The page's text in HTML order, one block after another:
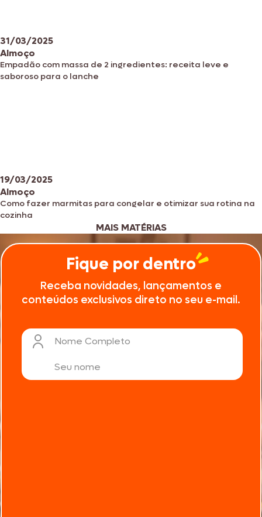
31/03/2025
Almoço
Empadão com massa de 2 ingredientes: receita leve e
saboroso para o lanche
19/03/2025
Almoço
Como fazer marmitas para congelar e otimizar sua rotina na
cozinha
MAIS MATÉRIAS
Fique por dentro
Receba novidades, lançamentos e
conteúdos exclusivos direto no seu e-mail.
Nome Completo